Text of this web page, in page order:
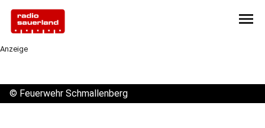
menu
Anzeige
© Feuerwehr Schmallenberg